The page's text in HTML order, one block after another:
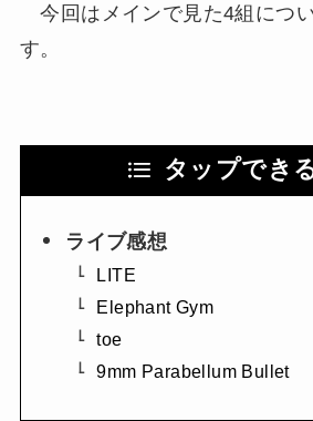
今回はメインで見た4組につ
す。
タップでき
ライブ感想
LITE
Elephant Gym
toe
9mm Parabellum Bullet